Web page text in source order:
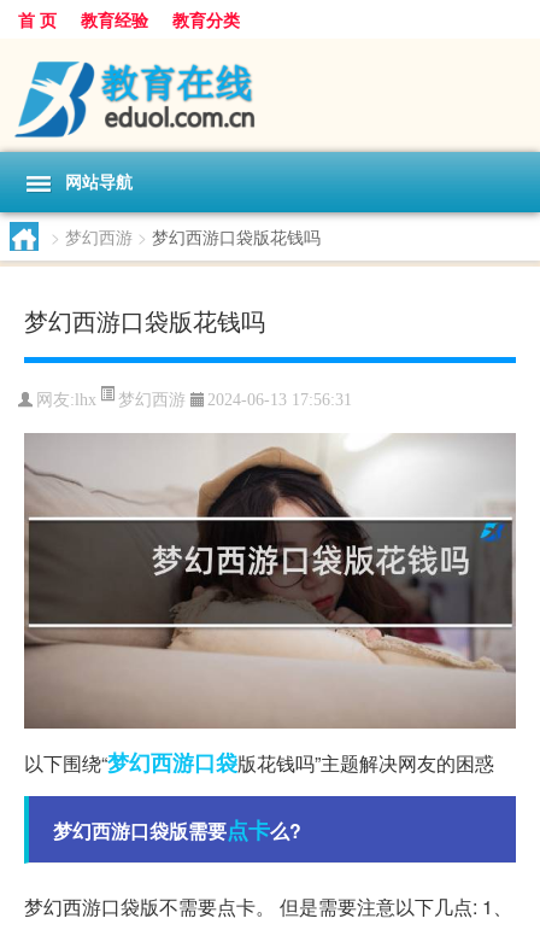
首 页 教育经验 教育分类
网站导航
> 梦幻西游 > 梦幻西游口袋版花钱吗
梦幻西游口袋版花钱吗
网友: lhx 梦幻西游 2024-06-13 17:56:31
以下围绕“梦幻西游口袋版花钱吗”主题解决网友的困惑
梦幻西游口袋版需要点卡么?
梦幻西游口袋版不需要点卡。 但是需要注意以下几点: 1、